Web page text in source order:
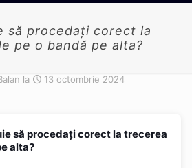
să procedaţi corect la
pe o bandă pe alta?
la 13 octombrie 2024
să procedaţi corect la trecerea
alta?